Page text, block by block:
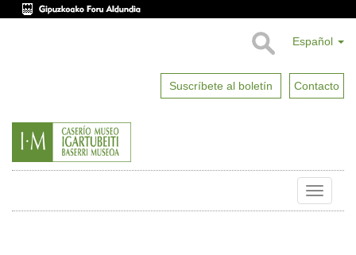
Español
Suscríbete al boletín Contacto
Toggle